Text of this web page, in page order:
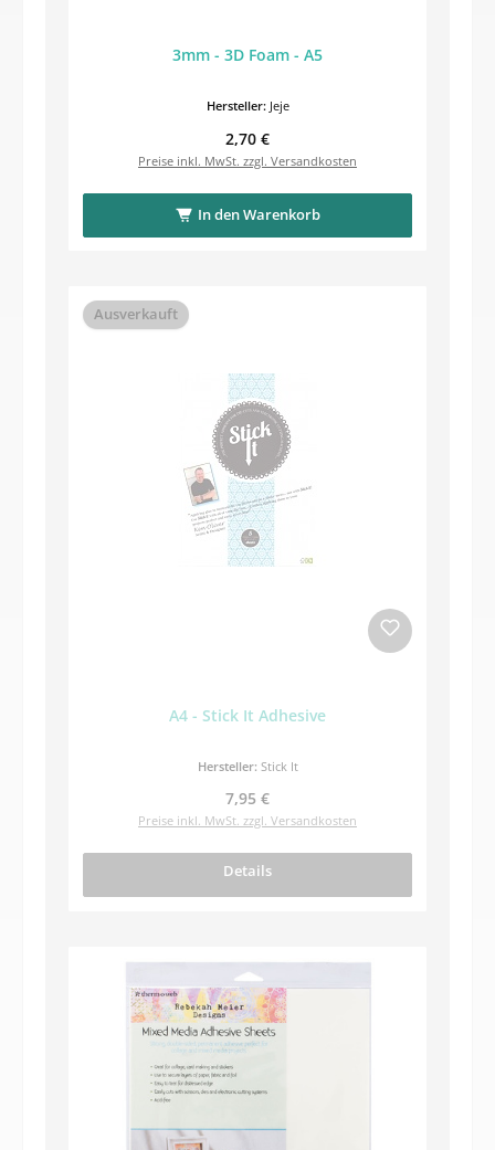
3mm - 3D Foam - A5
Hersteller: Jeje
Regulärer Preis:
2,70 €
Preise inkl. MwSt. zzgl. Versandkosten
In den Warenkorb
Ausverkauft
A4 - Stick It Adhesive
Hersteller: Stick It
Regulärer Preis:
7,95 €
Preise inkl. MwSt. zzgl. Versandkosten
Details